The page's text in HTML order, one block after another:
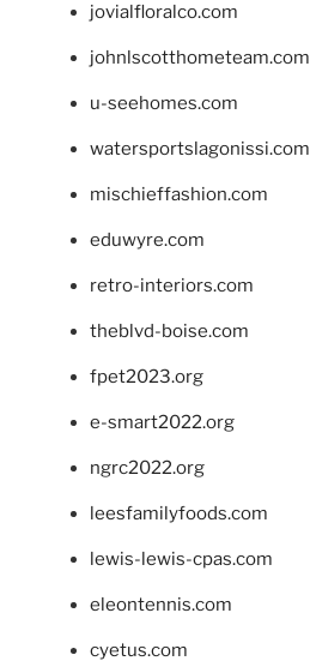
jovialfloralco.com
johnlscotthometeam.com
u-seehomes.com
watersportslagonissi.com
mischieffashion.com
eduwyre.com
retro-interiors.com
theblvd-boise.com
fpet2023.org
e-smart2022.org
ngrc2022.org
leesfamilyfoods.com
lewis-lewis-cpas.com
eleontennis.com
cyetus.com